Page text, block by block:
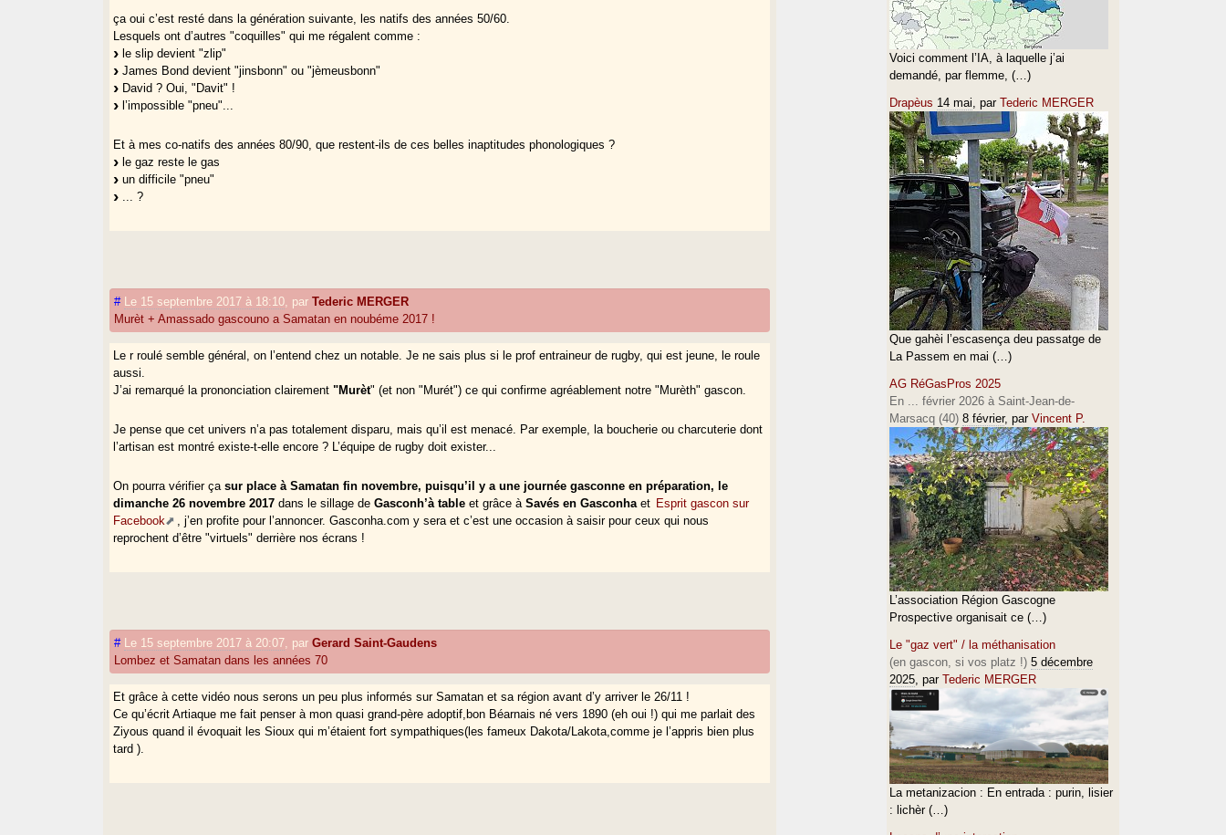
ça oui c’est resté dans la génération suivante, les natifs des années 50/60.
Lesquels ont d’autres "coquilles" qui me régalent comme :
le slip devient "zlip"
James Bond devient "jinsbonn" ou "jèmeusbonn"
David ? Oui, "Davit" !
l’impossible "pneu"...
Et à mes co-natifs des années 80/90, que restent-ils de ces belles inaptitudes phonologiques ?
le gaz reste le gas
un difficile "pneu"
... ?
# Le 15 septembre 2017 à 18:10 parTederic MERGER
Murèt + Amassado gascouno a Samatan en noubéme 2017 !
Le r roulé semble général, on l’entend chez un notable. Je ne sais plus si le prof entraineur de rugby, qui est jeune, le roule
aussi.
J’ai remarqué la prononciation clairement"Murèt" (et non "Murét") ce qui confirme agréablement notre "Murèth" gascon.
Je pense que cet univers n’a pas totalement disparu, mais qu’il est menacé. Par exemple, la boucherie ou charcuterie dont
l’artisan est montré existe-t-elle encore ? L’équipe de rugby doit exister...
On pourra vérifier çasur place à Samatan fin novembre, puisqu’il y a une journée gasconne en préparation, le
dimanche 26 novembre 2017 dans le sillage deGasconh’à table et grâce àSavés en Gasconha et Esprit gascon sur
Facebook
, j’en profite pour l’annoncer. Gasconha.com y sera et c’est une occasion à saisir pour ceux qui nous
reprochent d’être "virtuels" derrière nos écrans !
# Le 15 septembre 2017 à 20:07 parGerard Saint-Gaudens
Lombez et Samatan dans les années 70
Et grâce à cette vidéo nous serons un peu plus informés sur Samatan et sa région avant d’y arriver le 26/11 !
Ce qu’écrit Artiaque me fait penser à mon quasi grand-père adoptif,bon Béarnais né vers 1890 (eh oui !) qui me parlait des
Ziyous quand il évoquait les Sioux qui m’étaient fort sympathiques(les fameux Dakota/Lakota,comme je l’appris bien plus
tard ).
Voici comment l’IA, à laquelle j’ai
demandé, par flemme, (…)
Drapèus 14 mai , par Tederic MERGER
Que gahèi l’escasença deu passatge de
La Passem en mai (…)
AG RéGasPros 2025
En ... février 2026 à Saint-Jean-de-
Marsacq (40) 8 février, par Vincent P.
L’association Région Gascogne
Prospective organisait ce (…)
Le "gaz vert" / la méthanisation
(en gascon, si vos platz !) 5 décembre
2025 , par Tederic MERGER
La metanizacion : En entrada : purin, lisier
: lichèr (…)